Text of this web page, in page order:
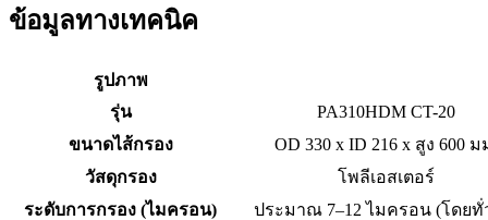
ข้อมูลทางเทคนิค
รูปภาพ
รุ่น
PA310HDM CT-20
ขนาดไส้กรอง
OD 330 x ID 216 x สูง 600 ม
วัสดุกรอง
โพลีเอสเตอร์
ระดับการกรอง (ไมครอน)
ประมาณ 7–12 ไมครอน (โดยทั่